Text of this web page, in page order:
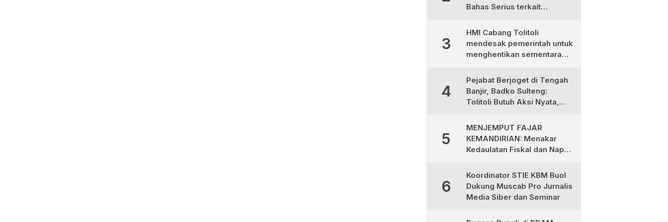
Bahas Serius terkait
Desa
3
HMI Cabang Tolitoli
mendesak pemerintah untuk
menghentikan sementara
4
Pejabat Berjoget di Tengah
Banjir, Badko Sulteng:
Tolitoli Butuh Aksi Nyata,
5
MENJEMPUT FAJAR
KEMANDIRIAN: Menakar
Kedaulatan Fiskal dan Napas
6
Koordinator STIE KBM Buol
Dukung Muscab Pro Jurnalis
Media Siber dan Seminar